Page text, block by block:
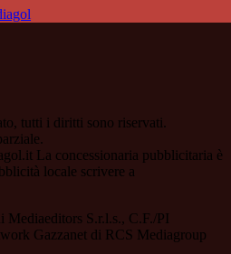
tutti i diritti sono riservati.
La concessionaria pubblicitaria è
locale scrivere a
S.r.l.s., C.F./PI
Gazzanet di RCS Mediagroup